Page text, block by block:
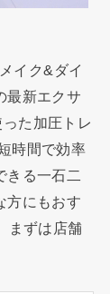
イク&ダイ
最新エクサ
た加圧トレ
時間で効率
きる一石二
方にもおす
まずは店舗